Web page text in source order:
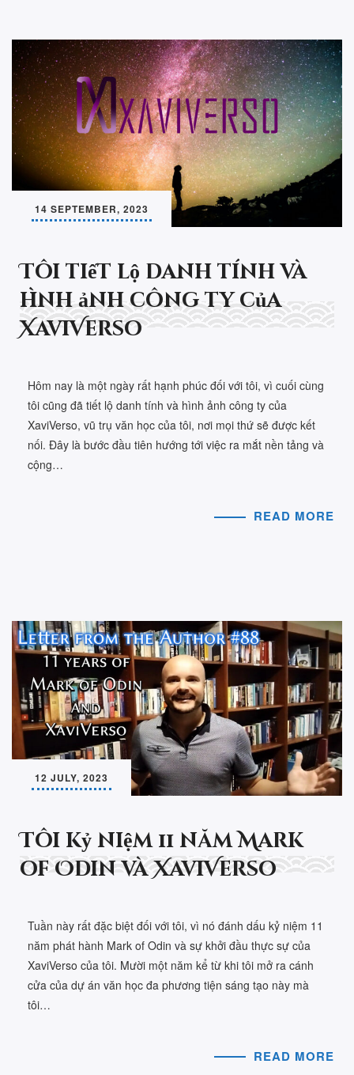
14 SEPTEMBER, 2023
Tôi tiết lộ danh tính và
hình ảnh công ty của
XaviVerso
Hôm nay là một ngày rất hạnh phúc đối với tôi, vì cuối cùng
tôi cũng đã tiết lộ danh tính và hình ảnh công ty của
XaviVerso, vũ trụ văn học của tôi, nơi mọi thứ sẽ được kết
nối. Đây là bước đầu tiên hướng tới việc ra mắt nền tảng và
cộng…
READ MORE
12 JULY, 2023
Tôi kỷ niệm 11 năm Mark
of Odin và XaviVerso
Tuần này rất đặc biệt đối với tôi, vì nó đánh dấu kỷ niệm 11
năm phát hành Mark of Odin và sự khởi đầu thực sự của
XaviVerso của tôi. Mười một năm kể từ khi tôi mở ra cánh
cửa của dự án văn học đa phương tiện sáng tạo này mà
tôi…
READ MORE